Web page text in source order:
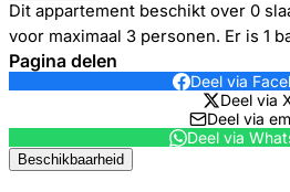
Dit appartement beschikt over 0
voor maximaal 3 personen. Er is 1
Pagina delen
Deel via
Deel via
Deel via
Deel via
Beschikbaarheid